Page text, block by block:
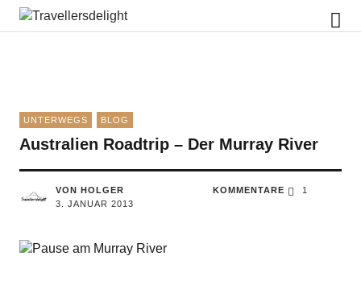
Travellersdelight
UNTERWEGS BLOG
Australien Roadtrip – Der Murray River
VON HOLGER
3. JANUAR 2013
KOMMENTARE 1